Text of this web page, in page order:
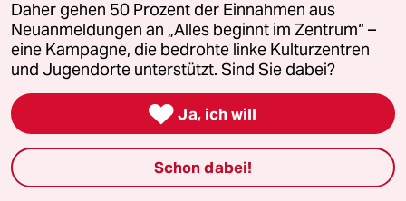
relevant war.
H Huck
21:36 Uhr
Ich habe den Verdacht, dass Reichelt das ganz
recht ist. Viel Geld ausgegeben für Werbung
hat er nicht, aber der Effekt ist bemerkenswert.
Daher gehen 50 Prozent der Einnahmen aus
Neuanmeldungen an „Alles beginnt im Zentrum“ –
eine Kampagne, die bedrohte linke Kulturzentren
und Jugendorte unterstützt. Sind Sie dabei?
 Ja, ich will
Schon dabei!